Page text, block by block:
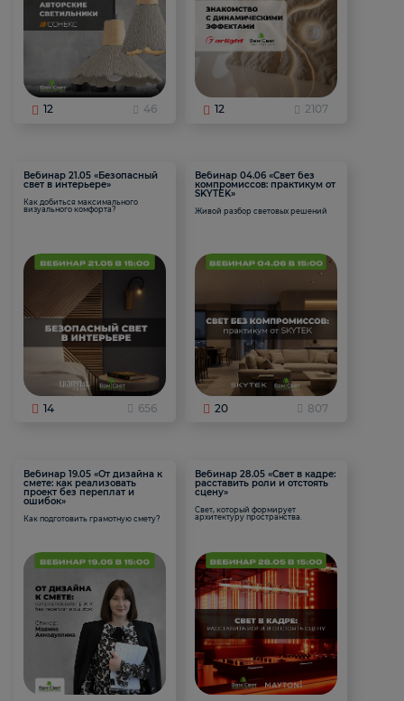
12 46 12 2107
Вебинар 21.05 «Безопасный
свет в интерьере»
Как добиться максимального
визуального комфорта?
14 656
Вебинар 04.06 «Свет без
компромиссов: практикум от
SKYTEK»
Живой разбор световых решений
20 807
Вебинар 19.05 «От дизайна к
смете: как реализовать
проект без переплат и
ошибок»
Как подготовить грамотную смету?
Вебинар 28.05 «Свет в кадре:
расставить роли и отстоять
сцену»
Свет, который формирует
архитектуру пространства.